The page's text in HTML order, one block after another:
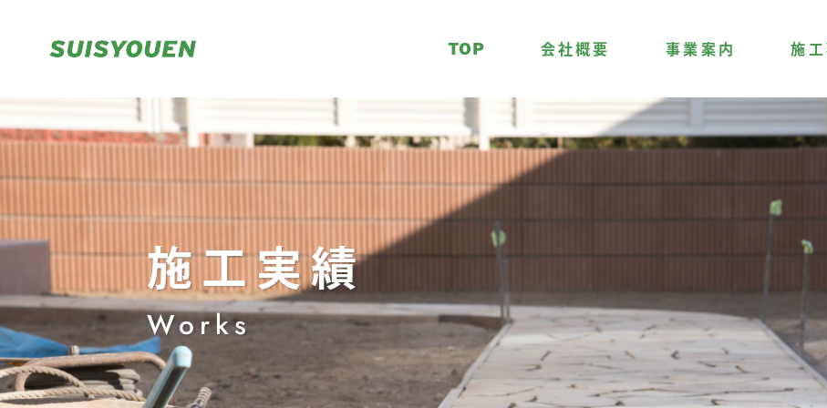
TOP 会社概要 事業案内 施工
施工実績
Works